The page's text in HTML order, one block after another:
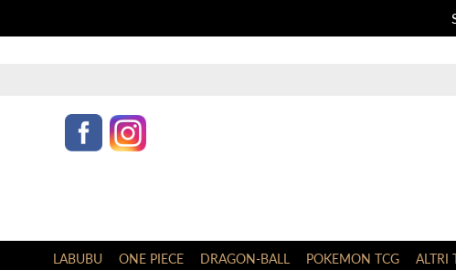
LABUBU ONE PIECE DRAGON-BALL POKEMON TCG ALTRI